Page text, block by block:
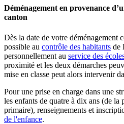
Déménagement en provenance
canton
Dès la date de votre déménagement
possible au contrôle des habitants de
personnellement au service des
proximité et les deux démarches
mise en classe peut alors intervenir
Pour une prise en charge dans une
les enfants de quatre à dix ans (de la
primaire), renseignements et
de l'enfance.